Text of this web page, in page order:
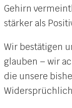
Gehirn
stärker als
Wir bestätigen
glauben – wir
die unsere